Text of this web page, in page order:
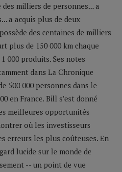
milliers de personnes... a
a acquis plus de deux
des centaines de milliers
plus de 150 000 km chaque
000 produits. Ses notes
dans La Chronique
500 000 personnes dans le
en France. Bill s’est donné
meilleures opportunités
où les investisseurs
erreurs les plus coûteuses. En
lucide sur le monde de
-- un point de vue